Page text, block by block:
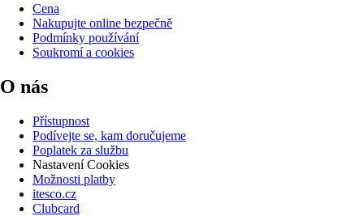
Cena
Nakupujte online bezpečně
Podmínky používání
Soukromí a cookies
O nás
Přístupnost
Podívejte se, kam doručujeme
Poplatek za službu
Nastavení Cookies
Možnosti platby
itesco.cz
Clubcard